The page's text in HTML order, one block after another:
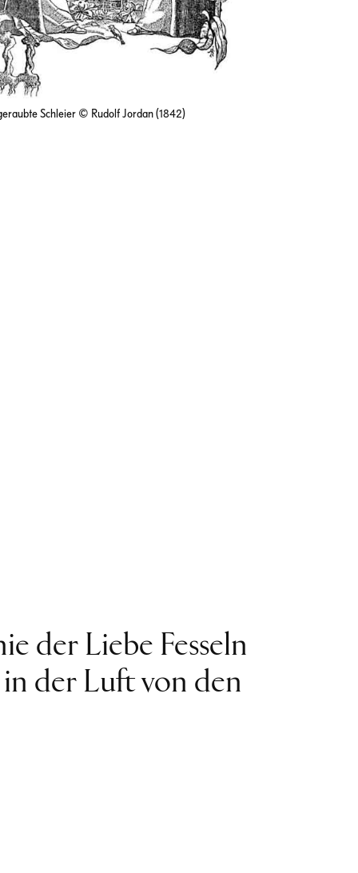
Schleier © Rudolf Jordan (1842)
der Liebe Fesseln
in der Luft von den